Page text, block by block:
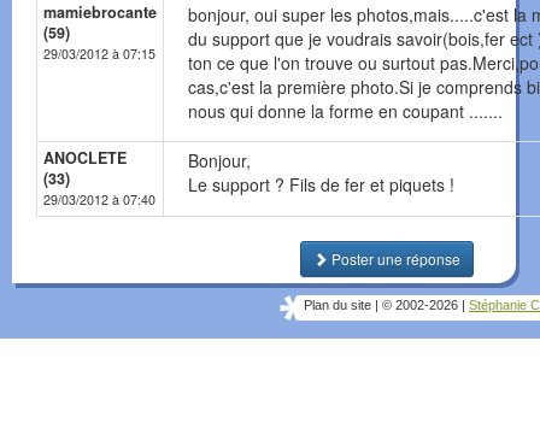
mamiebrocante
(59)
29/03/2012 à 07:15
bonjour, oui super les photos,mais.....c'est la
du support que je voudrais savoir(bois,fer ect
ton ce que l'on trouve ou surtout
cas,c'est la première photo.Si je comprends
nous qui donne la forme en coupant .......
ANOCLETE
(33)
29/03/2012 à 07:40
Bonjour,
Le support ? Fils de fer et piquets !
Poster une réponse
Plan du site © 2002-2026 Stéphanie C